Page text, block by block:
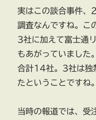
実はこの談合事件
調査なんですね。こ
3社に加えて富士通
もあがっていました
合計14社。3社は独
たということですね。
当時の報道では、